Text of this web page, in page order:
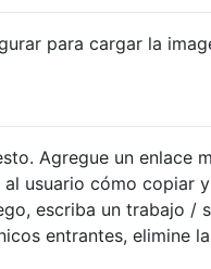
para cargar la
Agregue un enlace
usuario cómo copiar
escriba un trabajo /
entrantes, elimine